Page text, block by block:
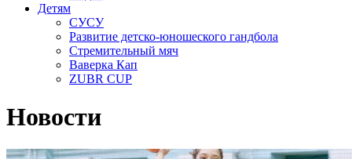
Детям
СУСУ
Развитие детско-юношеского гандбола
Стремительный мяч
Ваверка Кап
ZUBR CUP
Новости